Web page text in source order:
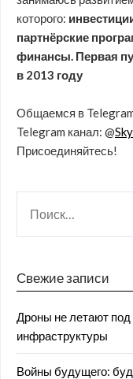
которого:
партнёрские
финансы. Первая
в 2013 году
Общаемся в Telegram
Telegram канал: @
Присоединяйтесь!
Свежие записи
Дроны не летают
инфраструктуры
Войны будущего: